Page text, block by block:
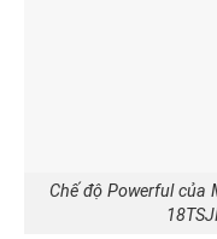
Chế độ Powerful của